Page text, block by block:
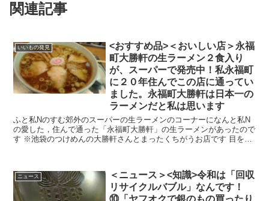
関連記事
いいもの発見
<おすすめ品>＜おいしい店＞永福
町大勝軒の生ラーメン２食入り
が、スーパーで発売中！私永福町
に２０年住んでこの店に通ってい
ました。永福町大勝軒は日本一の
ラーメンだと私は思います
ふと私Nのすむ郊外のスーパーの生ラーメンのコーナーになんと私N
の愛した，住んで通った「永福町大勝軒」の生ラーメンがあったので
す ※池袋のつけめんの大勝軒さんとまったくちがうお店です 目を疑
ニュース
＜ニュース＞<知識>令和は「回収
リサイクルバブル」なんです！
⑩「ヤフオクで銀のもの買ったり